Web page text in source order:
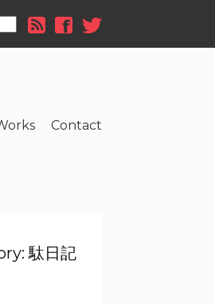
Contact
駄日記